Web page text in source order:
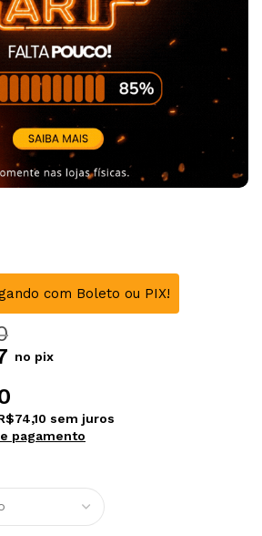
com Boleto ou PIX!
no pix
74,10 sem juros
pagamento